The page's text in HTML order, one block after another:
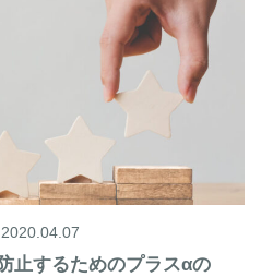
2020.04.07
止するためのプラスαの